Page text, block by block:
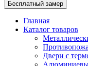
Бесплатный замер
Главная
Каталог товаров
Двери с